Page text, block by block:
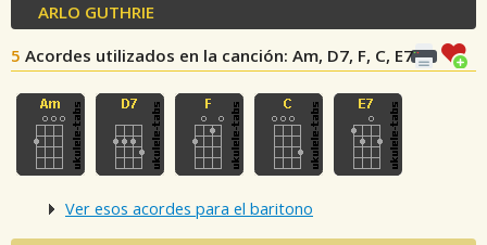
ARLO GUTHRIE
5 Acordes utilizados en la canción: Am, D7, F, C, E7
Ver esos acordes para el baritono